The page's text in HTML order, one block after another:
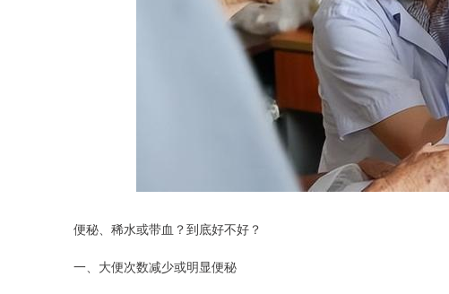
便秘、稀水或带血？到底好不好？
一、大便次数减少或明显便秘